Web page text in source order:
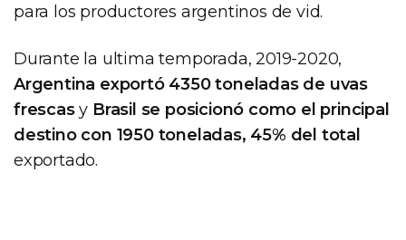
para los productores argentinos de vid.
Durante la ultima temporada, 2019-2020,
Argentina exportó 4350 toneladas de uvas
frescasy Brasil se posicionó como el principal
destino con 1950 toneladas, 45% del total
exportado.